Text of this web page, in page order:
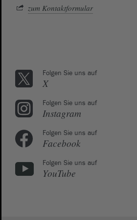
zum Kontaktformular
Folgen Sie uns auf
X
Folgen Sie uns auf
Instagram
Folgen Sie uns auf
Facebook
Folgen Sie uns auf
YouTube